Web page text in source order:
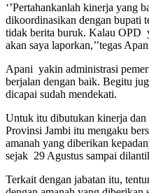
‘’Pertahankanlah kinerja yang
dikoordinasikan dengan bupati
tidak berita buruk. Kalau OPD
akan saya laporkan,’’tegas
Apani yakin administrasi
berjalan dengan baik. Begitu
dicapai sudah mendekati.
Untuk itu dibutukan kinerja
Provinsi Jambi itu mengaku
amanah yang diberikan
sejak 29 Agustus sampai
Terkait dengan jabatan itu,